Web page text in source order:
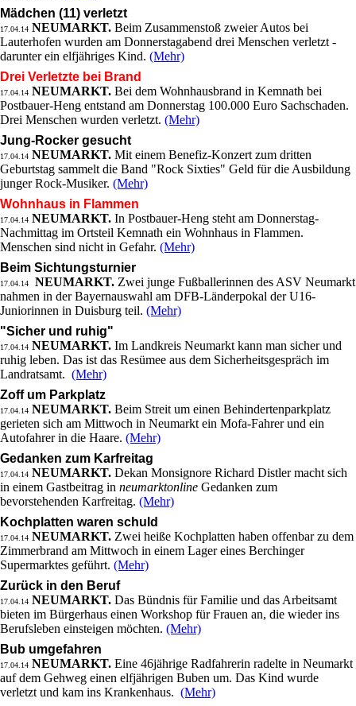
Mädchen (11) verletzt
17.04.14 NEUMARKT. Beim Zusammenstoß zweier Autos bei
Lauterhofen wurden am Donnerstagabend drei Menschen verletzt -
darunter ein elfjähriges Kind. (Mehr)
Drei Verletzte bei Brand
17.04.14 NEUMARKT. Bei dem Wohnhausbrand in Kemnath bei
Postbauer-Heng entstand am Donnerstag 100.000 Euro Sachschaden.
Drei Menschen wurden verletzt. (Mehr)
Jung-Rocker gesucht
17.04.14 NEUMARKT. Mit einem Benefiz-Konzert zum dritten
Geburtstag sammelt die Band "Rock Sixties" Geld für die Ausbildung
junger Rock-Musiker. (Mehr)
Wohnhaus in Flammen
17.04.14 NEUMARKT. In Postbauer-Heng steht am Donnerstag-
Nachmittag im Ortsteil Kemnath ein Wohnhaus in Flammen.
Menschen sind nicht in Gefahr. (Mehr)
Beim Sichtungsturnier
17.04.14 NEUMARKT. Zwei junge Fußballerinnen des ASV Neumarkt
nahmen in der Bayernauswahl am DFB-Länderpokal der U16-
Juniorinnen in Duisburg teil. (Mehr)
"Sicher und ruhig"
17.04.14 NEUMARKT. Im Landkreis Neumarkt kann man sicher und
ruhig leben. Das ist das Resümee aus dem Sicherheitsgespräch im
Landratsamt. (Mehr)
Zoff um Parkplatz
17.04.14 NEUMARKT. Beim Streit um einen Behindertenparkplatz
gerieten sich am Mittwoch in Neumarkt ein Mofa-Fahrer und ein
Autofahrer in die Haare. (Mehr)
Gedanken zum Karfreitag
17.04.14 NEUMARKT. Dekan Monsignore Richard Distler macht sich
in einem Gastbeitrag in neumarktonline Gedanken zum
bevorstehenden Karfreitag. (Mehr)
Kochplatten waren schuld
17.04.14 NEUMARKT. Zwei heiße Kochplatten haben offenbar zu dem
Zimmerbrand am Mittwoch in einem Lager eines Berchinger
Supermarktes geführt. (Mehr)
Zurück in den Beruf
17.04.14 NEUMARKT. Das Bündnis für Familie und das Arbeitsamt
bieten im Bürgerhaus einen Workshop für Frauen an, die wieder ins
Berufsleben einsteigen möchten. (Mehr)
Bub umgefahren
17.04.14 NEUMARKT. Eine 46jährige Radfahrerin radelte in Neumarkt
auf dem Gehweg einen elfjährigen Buben um. Das Kind wurde
verletzt und kam ins Krankenhaus. (Mehr)